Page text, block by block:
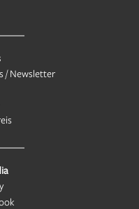
/ Newsletter